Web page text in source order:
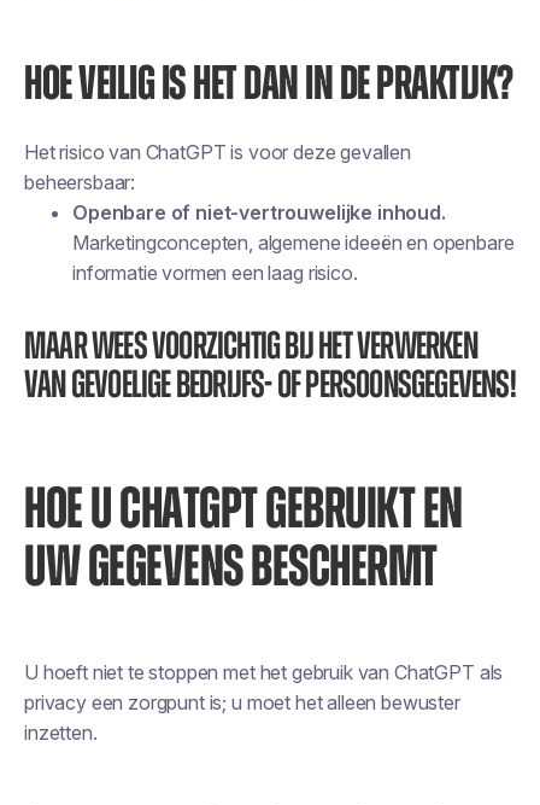
HOE VEILIG IS HET DAN IN DE PRAKTIJK?
Het risico van ChatGPT is voor deze gevallen
beheersbaar:
Openbare of niet-vertrouwelijke inhoud.
Marketingconcepten, algemene ideeën en openbare
informatie vormen een laag risico.
Maar wees voorzichtig bij het verwerken
van gevoelige bedrijfs- of persoonsgegevens!
HOE U CHATGPT GEBRUIKT EN
UW GEGEVENS BESCHERMT
U hoeft niet te stoppen met het gebruik van ChatGPT als
privacy een zorgpunt is; u moet het alleen bewuster
inzetten.